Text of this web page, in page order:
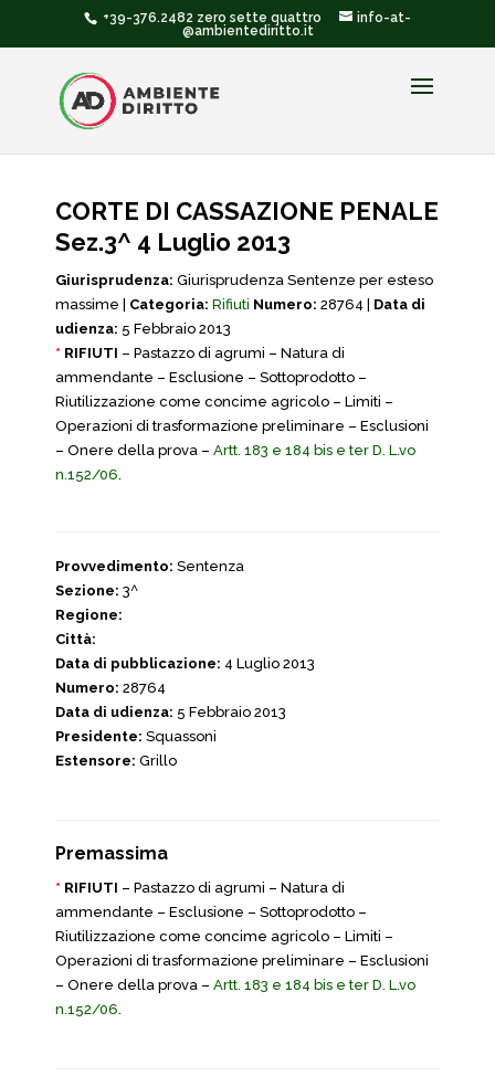
+39-376.2482 zero sette quattro
info-at-
@ambientediritto.it
CORTE DI CASSAZIONE PENALE
Sez.3^ 4 Luglio 2013
Giurisprudenza: Giurisprudenza Sentenze per esteso
massime | Categoria: Rifiuti Numero: 28764 | Data di
udienza: 5 Febbraio 2013
* RIFIUTI – Pastazzo di agrumi – Natura di
ammendante – Esclusione – Sottoprodotto –
Riutilizzazione come concime agricolo – Limiti –
Operazioni di trasformazione preliminare – Esclusioni
– Onere della prova – Artt. 183 e 184 bis e ter D. L.vo
n.152/06.
Provvedimento: Sentenza
Sezione: 3^
Regione:
Città:
Data di pubblicazione: 4 Luglio 2013
Numero: 28764
Data di udienza: 5 Febbraio 2013
Presidente: Squassoni
Estensore: Grillo
Premassima
* RIFIUTI – Pastazzo di agrumi – Natura di
ammendante – Esclusione – Sottoprodotto –
Riutilizzazione come concime agricolo – Limiti –
Operazioni di trasformazione preliminare – Esclusioni
– Onere della prova – Artt. 183 e 184 bis e ter D. L.vo
n.152/06.